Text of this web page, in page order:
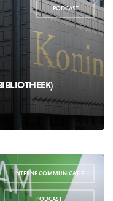
PODCAST
INTERNE COMMUNICATIE
,
PODCAST